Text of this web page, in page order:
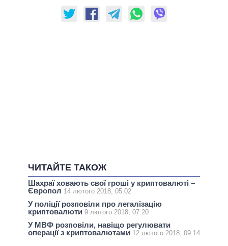
ЧИТАЙТЕ ТАКОЖ
Шахраї ховають свої гроші у криптовалюті –
Європол 14 лютого 2018, 05:02
У поліції розповіли про легалізацію
криптовалюти 9 лютого 2018, 07:20
У МВФ розповіли, навіщо регулювати
операції з криптовалютами 12 лютого 2018, 09:14